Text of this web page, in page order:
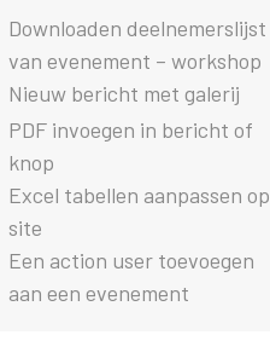
Downloaden deelnemerslijst
van evenement – workshop
Nieuw bericht met galerij
PDF invoegen in bericht of
knop
Excel tabellen aanpassen op
site
Een action user toevoegen
aan een evenement